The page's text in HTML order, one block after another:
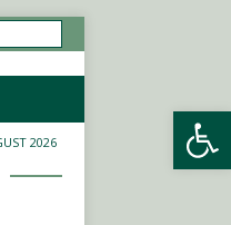
Werkzeugleiste öffnen
2026